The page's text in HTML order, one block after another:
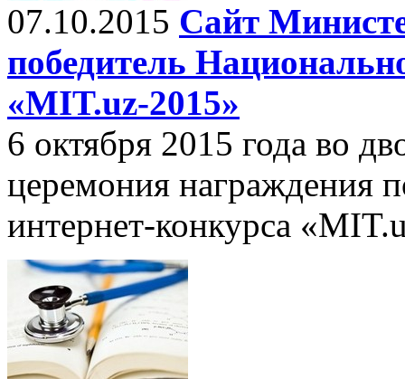
07.10.2015 Сайт
победитель
«MIT.uz-2015»
6 октября 2015 года во
церемония награждения
интернет-конкурса